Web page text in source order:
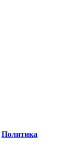
Политика